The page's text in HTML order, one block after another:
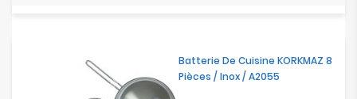
Batterie De Cuisine KORKMAZ 8
Pièces / Inox / A2055